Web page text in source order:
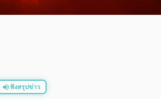
ฟังสรุปข่าว